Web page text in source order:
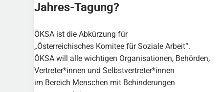
Jahres-Tagung?
ÖKSA ist die Abkürzung für
„Österreichisches Komitee für Soziale Arbeit“.
ÖKSA will alle wichtigen Organisationen, Behörden,
Vertreter*innen und Selbstvertreter*innen
im Bereich Menschen mit Behinderungen